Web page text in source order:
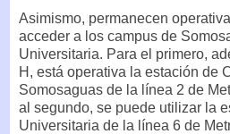
Asimismo, permanecen
acceder a los campus de
Universitaria. Para el primero,
H, está operativa la estación de
Somosaguas de la línea 2 de
al segundo, se puede utilizar la
Universitaria de la línea 6 de